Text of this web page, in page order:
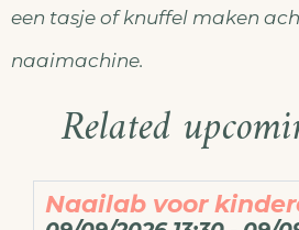
een tasje of knuffel maken
naaimachine.
Related
Naailab voor